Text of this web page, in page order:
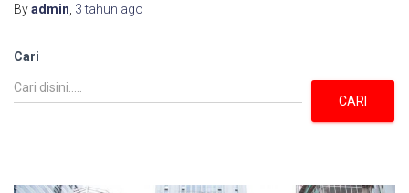
Byadmin 3 tahun ago
Cari
CARI